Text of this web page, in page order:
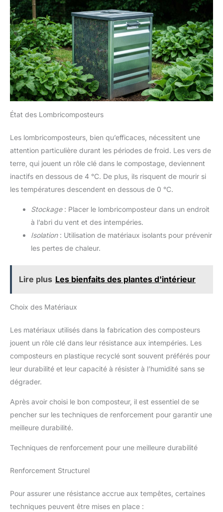
État des Lombricomposteurs
Les lombricomposteurs, bien qu’efficaces, nécessitent une
attention particulière durant les périodes de froid. Les vers de
terre, qui jouent un rôle clé dans le compostage, deviennent
inactifs en dessous de 4 °C. De plus, ils risquent de mourir si
les températures descendent en dessous de 0 °C.
Stockage: Placer le lombricomposteur dans un endroit
à l’abri du vent et des intempéries.
Isolation: Utilisation de matériaux isolants pour prévenir
les pertes de chaleur.
Lire plus Les bienfaits des plantes d'intérieur
Choix des Matériaux
Les matériaux utilisés dans la fabrication des composteurs
jouent un rôle clé dans leur résistance aux intempéries. Les
composteurs en plastique recyclé sont souvent préférés pour
leur durabilité et leur capacité à résister à l’humidité sans se
dégrader.
Après avoir choisi le bon composteur, il est essentiel de se
pencher sur les techniques de renforcement pour garantir une
meilleure durabilité.
Techniques de renforcement pour une meilleure durabilité
Renforcement Structurel
Pour assurer une résistance accrue aux tempêtes, certaines
techniques peuvent être mises en place :